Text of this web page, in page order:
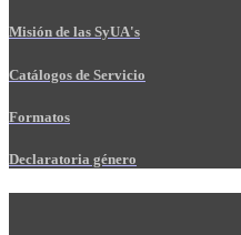
Misión de las SyUA's
Catálogos de Servicio
Formatos
Declaratoria género